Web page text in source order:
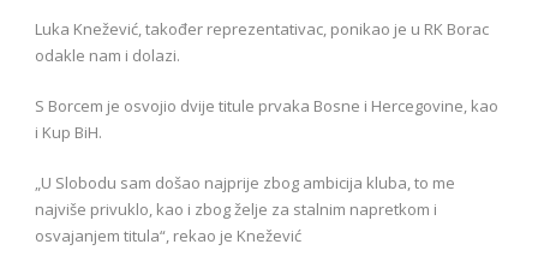
Luka Knežević, također reprezentativac, ponikao je u RK Borac
odakle nam i dolazi.
S Borcem je osvojio dvije titule prvaka Bosne i Hercegovine, kao
i Kup BiH.
„U Slobodu sam došao najprije zbog ambicija kluba, to me
najviše privuklo, kao i zbog želje za stalnim napretkom i
osvajanjem titula“, rekao je Knežević